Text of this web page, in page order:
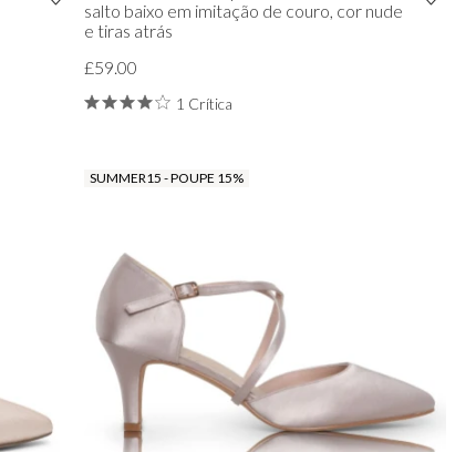
salto baixo em imitação de couro, cor nude
e tiras atrás
£59.00
1 Crítica
SUMMER15 - POUPE 15%